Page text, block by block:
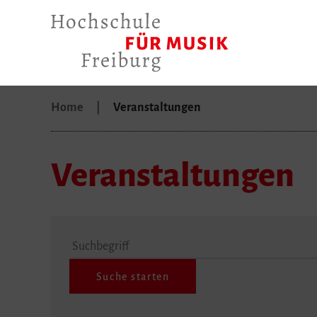
Home Veranstaltungen
Veranstaltungen
Suchbegriff